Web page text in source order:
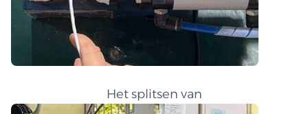
Het splitsen van